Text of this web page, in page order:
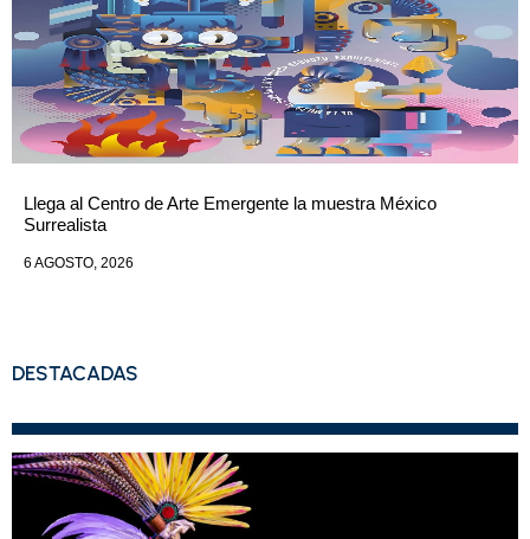
Llega al Centro de Arte Emergente la muestra México
Surrealista
6 AGOSTO, 2026
DESTACADAS